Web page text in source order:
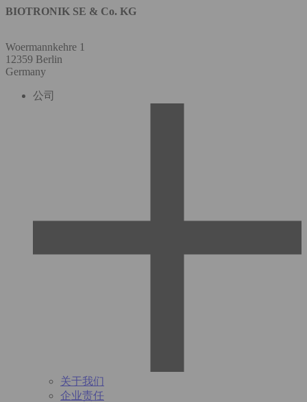
BIOTRONIK SE & Co. KG
Woermannkehre 1
12359 Berlin
Germany
公司
关于我们
企业责任